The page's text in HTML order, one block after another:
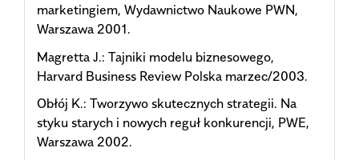
marketingiem, Wydawnictwo Naukowe PWN,
Warszawa 2001.
Magretta J.: Tajniki modelu biznesowego,
Harvard Business Review Polska marzec/2003.
Obłój K.: Tworzywo skutecznych strategii. Na
styku starych i nowych reguł konkurencji, PWE,
Warszawa 2002.